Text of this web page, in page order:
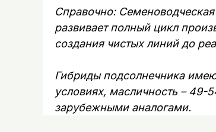
Справочно:
развивает полный цикл
создания чистых линий до
Гибриды подсолнечника
условиях, масличность –
зарубежными аналогами.